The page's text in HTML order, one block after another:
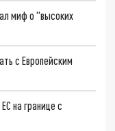
миф о "высоких
с Европейским
на границе с